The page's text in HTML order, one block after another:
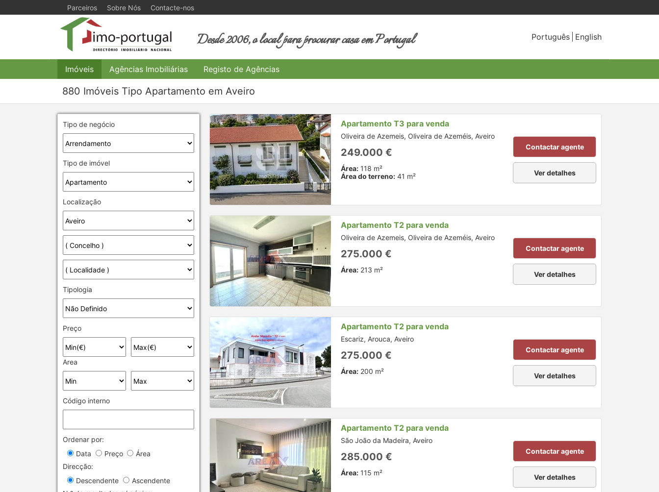
Parceiros Sobre Nós Contacte-nos
Desde 2006, o local para procurar casa em Portugal Português English
Imóveis Agências Imobiliárias Registo de Agências
880 Imóveis Tipo Apartamento em Aveiro
Tipo de negócio
Tipo de imóvel
Localização
Tipologia
Preço
Area
Código interno
Ordenar por:
Data
Preço
Área
Direcção:
Descendente
Ascendente
Apartamento T3 para venda
Oliveira de Azemeis, Oliveira de Azeméis, Aveiro
249.000 €
Área: 118 m²
Área do terreno: 41 m²
Contactar agente
Ver detalhes
Apartamento T2 para venda
Oliveira de Azemeis, Oliveira de Azeméis, Aveiro
275.000 €
Área: 213 m²
Contactar agente
Ver detalhes
Apartamento T2 para venda
Escariz, Arouca, Aveiro
275.000 €
Área: 200 m²
Contactar agente
Ver detalhes
Apartamento T2 para venda
São João da Madeira, Aveiro
285.000 €
Área: 115 m²
Contactar agente
Ver detalhes